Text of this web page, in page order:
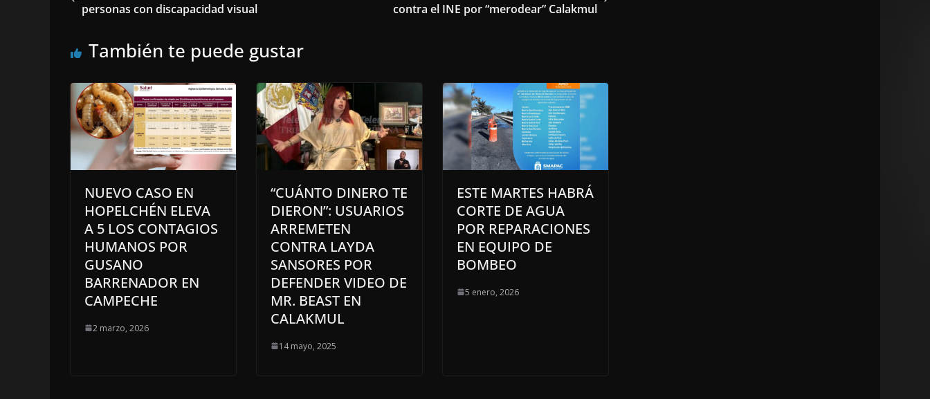
personas con discapacidad visual
contra el INE por “merodear” Calakmul
También te puede gustar
NUEVO CASO EN
HOPELCHÉN ELEVA
A 5 LOS CONTAGIOS
HUMANOS POR
GUSANO
BARRENADOR EN
CAMPECHE
2 marzo, 2026
“CUÁNTO DINERO TE
DIERON”: USUARIOS
ARREMETEN
CONTRA LAYDA
SANSORES POR
DEFENDER VIDEO DE
MR. BEAST EN
CALAKMUL
14 mayo, 2025
ESTE MARTES HABRÁ
CORTE DE AGUA
POR REPARACIONES
EN EQUIPO DE
BOMBEO
5 enero, 2026